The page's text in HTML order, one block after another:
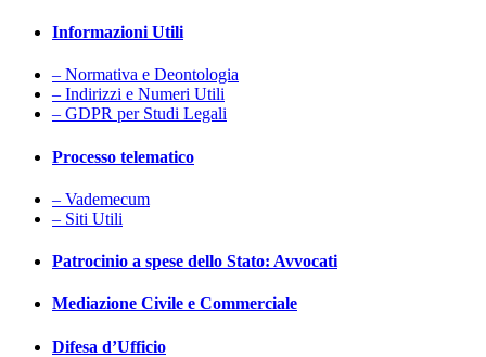
Informazioni Utili
– Normativa e Deontologia
– Indirizzi e Numeri Utili
– GDPR per Studi Legali
Processo telematico
– Vademecum
– Siti Utili
Patrocinio a spese dello Stato: Avvocati
Mediazione Civile e Commerciale
Difesa d’Ufficio